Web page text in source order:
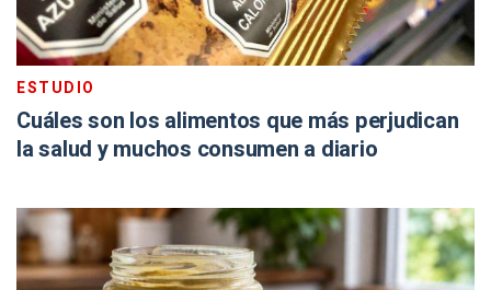
ESTUDIO
Cuáles son los alimentos que más perjudican
la salud y muchos consumen a diario